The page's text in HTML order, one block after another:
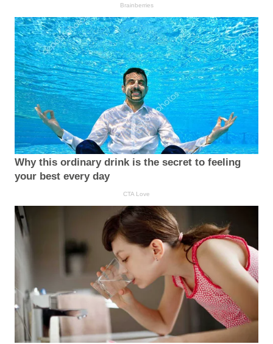
Brainberries
Why this ordinary drink is the secret to feeling
your best every day
CTA Love